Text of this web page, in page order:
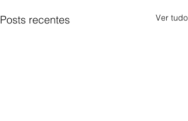
Posts recentes Ver tudo